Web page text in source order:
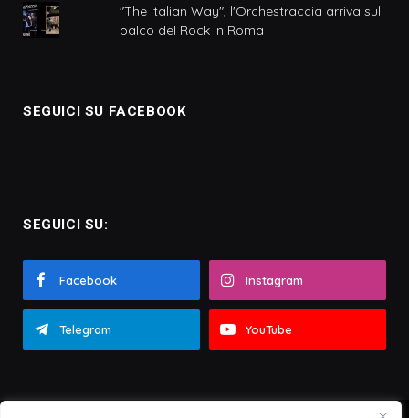
"The Italian Way", l'Orchestraccia arriva sul
palco del Rock in Roma
SEGUICI SU FACEBOOK
SEGUICI SU:
Facebook Instagram
Telegram YouTube